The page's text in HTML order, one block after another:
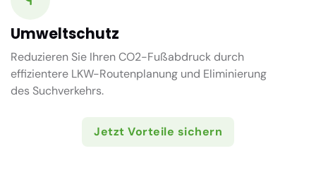
Umweltschutz
Reduzieren Sie Ihren CO2-Fußabdruck durch
effizientere LKW-Routenplanung und Eliminierung
des Suchverkehrs.
Jetzt Vorteile sichern